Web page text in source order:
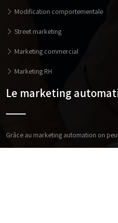
Modification comportementale
Street marketing
Marketing commercial
Marketing RH
Le marketing
Grâce au marketing automation on